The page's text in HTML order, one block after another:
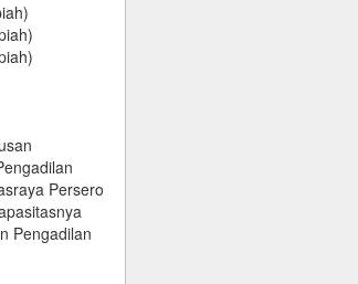
Persero
Pengadilan